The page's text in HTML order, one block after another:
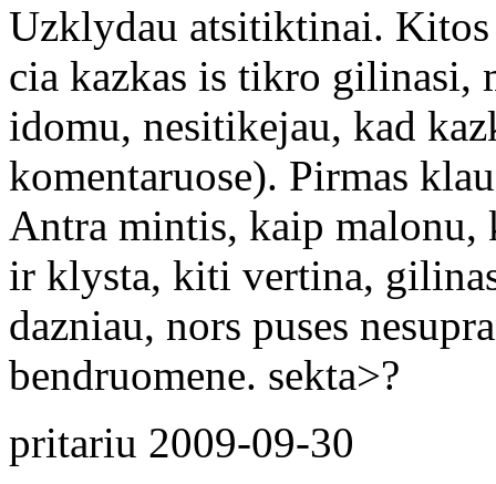
Uzklydau atsitiktinai. Kitos
cia kazkas is tikro gilinasi,
idomu, nesitikejau, kad
komentaruose). Pirmas
Antra mintis, kaip
ir klysta, kiti vertina,
dazniau, nors puses
bendruomene. sekta>?
pritariu 2009-09-30